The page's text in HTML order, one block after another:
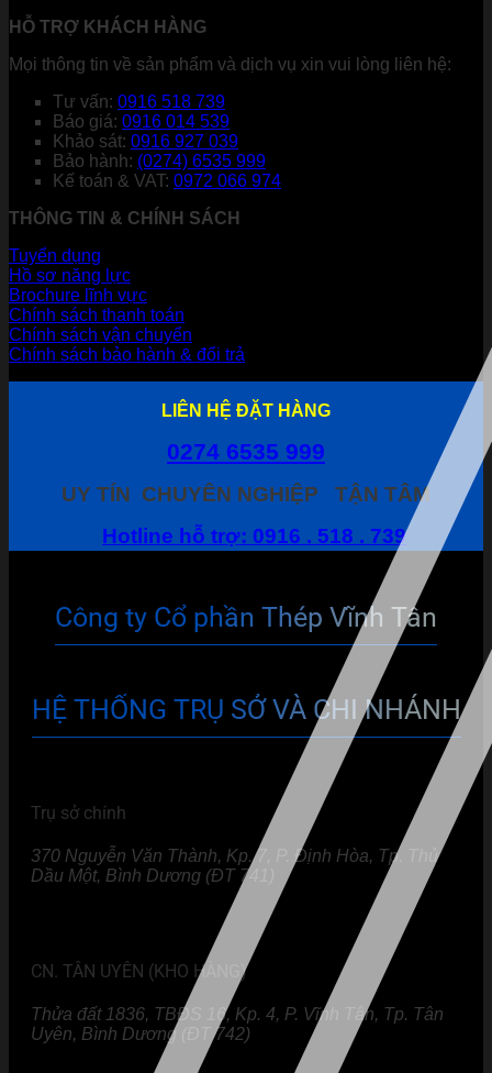
HỖ TRỢ KHÁCH HÀNG
Mọi thông tin về sản phẩm và dịch vụ xin vui lòng liên hệ:
Tư vấn: 0916 518 739
Báo giá: 0916 014 539
Khảo sát: 0916 927 039
Bảo hành: (0274) 6535 999
Kế toán & VAT: 0972 066 974
THÔNG TIN & CHÍNH SÁCH
Tuyển dụng
Hồ sơ năng lực
Brochure lĩnh vực
Chính sách thanh toán
Chính sách vận chuyển
Chính sách bảo hành & đổi trả
LIÊN HỆ ĐẶT HÀNG
0274 6535 999
UY TÍN CHUYÊN NGHIỆP
TẬN TÂM
Hotline hỗ trợ: 0916 . 518 . 739
Công ty Cổ phần Thép Vĩnh Tân
HỆ THỐNG TRỤ SỞ VÀ CHI NHÁNH
Trụ sở chính
370 Nguyễn Văn Thành, Kp. 7, P. Định Hòa, Tp. Thủ
Dầu Một, Bình Dương (ĐT 741)
CN. TÂN UYÊN (KHO HÀNG)
Thửa đất 1836, TBĐS 16, Kp. 4, P. Vĩnh Tân, Tp. Tân
Uyên, Bình Dương (ĐT 742)